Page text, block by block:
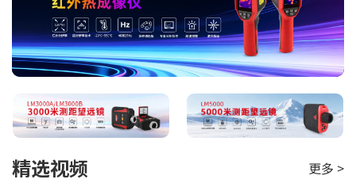
i
g
a
t
o
n
精选视频 更多 >